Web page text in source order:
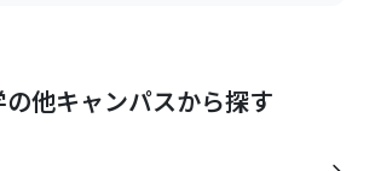
他キャンパスから探す